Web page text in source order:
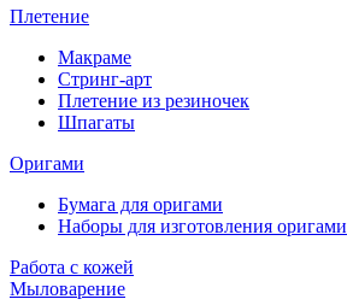
Плетение
Макраме
Стринг-арт
Плетение из резиночек
Шпагаты
Оригами
Бумага для оригами
Наборы для изготовления оригами
Работа с кожей
Мыловарение